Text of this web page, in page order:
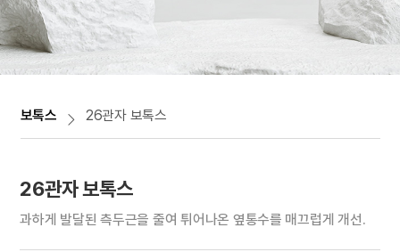
보톡스 26관자 보톡스
26관자 보톡스
과하게 발달된 측두근을 줄여 튀어나온 옆통수를 매끄럽게 개선.